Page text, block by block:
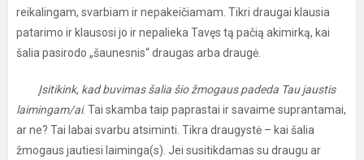
reikalingam, svarbiam ir nepakeičiamam. Tikri draugai klausia
patarimo ir klausosi jo ir nepalieka Tavęs tą pačią akimirką, kai
šalia pasirodo „šaunesnis“ draugas arba draugė.
Įsitikink, kad buvimas šalia šio žmogaus padeda Tau jaustis
laimingam/ai. Tai skamba taip paprastai ir savaime suprantamai,
ar ne? Tai labai svarbu atsiminti. Tikra draugystė – kai šalia
žmogaus jautiesi laiminga(s). Jei susitikdamas su draugu ar